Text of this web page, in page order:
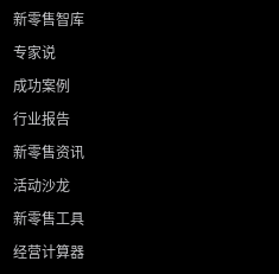
新零售智库
专家说
成功案例
行业报告
新零售资讯
活动沙龙
新零售工具
经营计算器